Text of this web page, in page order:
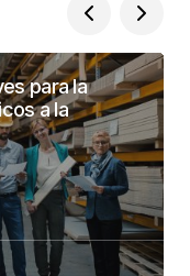
para la
a la